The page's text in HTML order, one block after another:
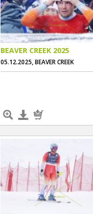
BEAVER CREEK 2025
05.12.2025, BEAVER CREEK